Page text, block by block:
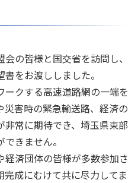
の皆様と国交省を訪問し、
をお渡ししました。
クする高速道路網の一端を
害時の緊急輸送路、経済の
常に期待でき、埼玉県東部
きません。
済団体の皆様が多数参加さ
成にむけて共に尽力してま